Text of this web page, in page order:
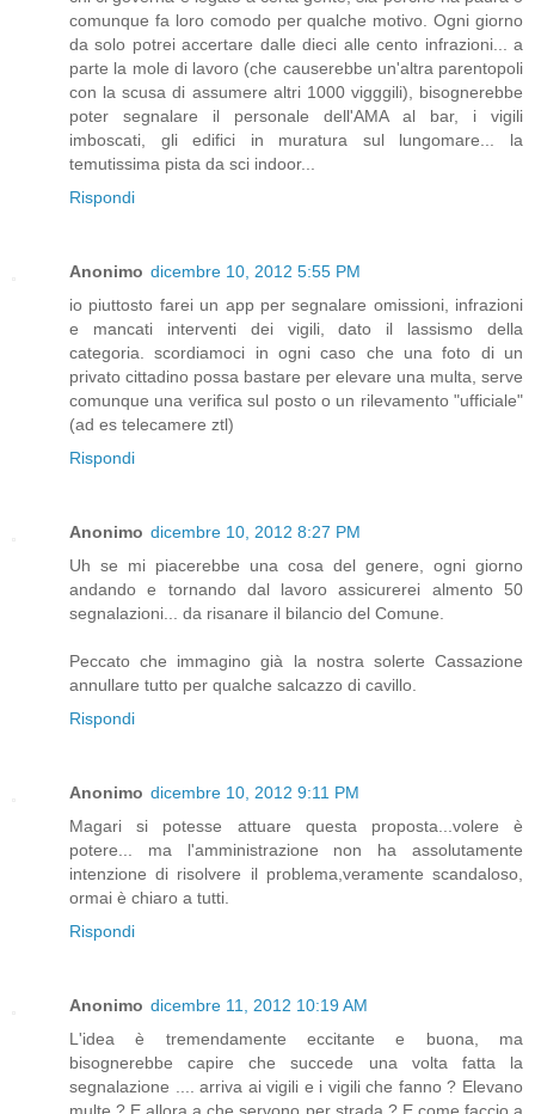
comunque fa loro comodo per qualche motivo. Ogni giorno
da solo potrei accertare dalle dieci alle cento infrazioni... a
parte la mole di lavoro (che causerebbe un'altra parentopoli
con la scusa di assumere altri 1000 vigggili), bisognerebbe
poter segnalare il personale dell'AMA al bar, i vigili
imboscati, gli edifici in muratura sul lungomare... la
temutissima pista da sci indoor...
Rispondi
Anonimo dicembre 10, 2012 5:55 PM
io piuttosto farei un app per segnalare omissioni, infrazioni
e mancati interventi dei vigili, dato il lassismo della
categoria. scordiamoci in ogni caso che una foto di un
privato cittadino possa bastare per elevare una multa, serve
comunque una verifica sul posto o un rilevamento "ufficiale"
(ad es telecamere ztl)
Rispondi
Anonimo dicembre 10, 2012 8:27 PM
Uh se mi piacerebbe una cosa del genere, ogni giorno
andando e tornando dal lavoro assicurerei almento 50
segnalazioni... da risanare il bilancio del Comune.
Peccato che immagino già la nostra solerte Cassazione
annullare tutto per qualche salcazzo di cavillo.
Rispondi
Anonimo dicembre 10, 2012 9:11 PM
Magari si potesse attuare questa proposta...volere è
potere... ma l'amministrazione non ha assolutamente
intenzione di risolvere il problema,veramente scandaloso,
ormai è chiaro a tutti.
Rispondi
Anonimo dicembre 11, 2012 10:19 AM
L'idea è tremendamente eccitante e buona, ma
bisognerebbe capire che succede una volta fatta la
segnalazione .... arriva ai vigili e i vigili che fanno ? Elevano